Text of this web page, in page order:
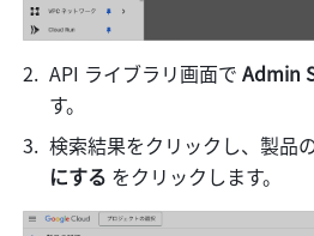
API ライブラリ画面で Admin
す。
検索結果をクリックし、製品
にする をクリックします。